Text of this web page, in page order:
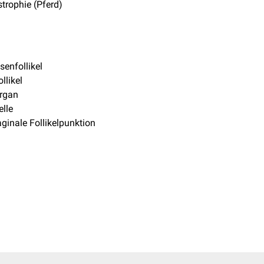
(Pferd)
Follikelpunktion